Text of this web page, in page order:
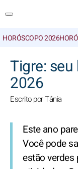
HORÓSCOPO 2026
Tigre:
2026
Escrito por Tânia
Este ano
Você pode
estão verdes